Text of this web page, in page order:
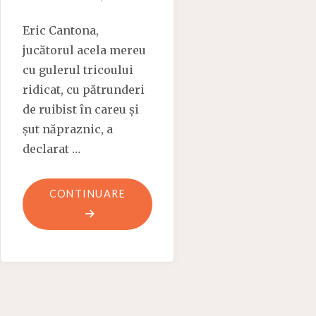
Eric Cantona,
jucătorul acela mereu
cu gulerul tricoului
ridicat, cu pătrunderi
de ruibist în careu și
șut năpraznic, a
declarat …
CONTINUARE "MARȚI:
ERIC"